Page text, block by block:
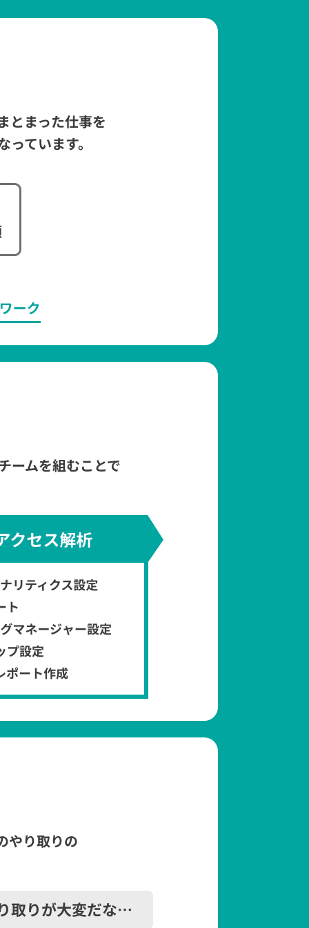
とまった仕事を
ています。
ームを組むことで
やり取りの